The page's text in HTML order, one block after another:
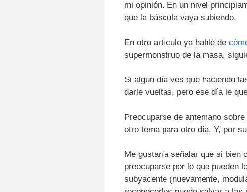
mi opinión. En un nivel
que la báscula vaya subiendo.
En otro artículo ya hablé de
supermonstruo de la masa,
Si algun día ves que haciendo
darle vueltas, pero ese día le
Preocuparse de antemano
otro tema para otro día. Y, por
Me gustaría señalar que si bien
preocuparse por lo que pueden
subyacente (nuevamente,